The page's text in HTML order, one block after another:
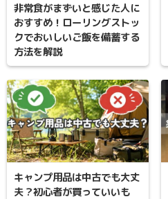
非常食がまずいと感じた人に
おすすめ！ローリングストッ
クでおいしいご飯を備蓄する
方法を解説
キャンプ用品は中古でも大丈
夫？初心者が買っていいも